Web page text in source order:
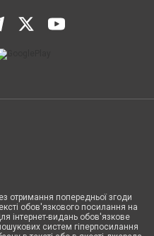
отримання попередньої згоди
обов'язкового посилання на
інтернет-видань обов'язкове
систем гіперпосилання